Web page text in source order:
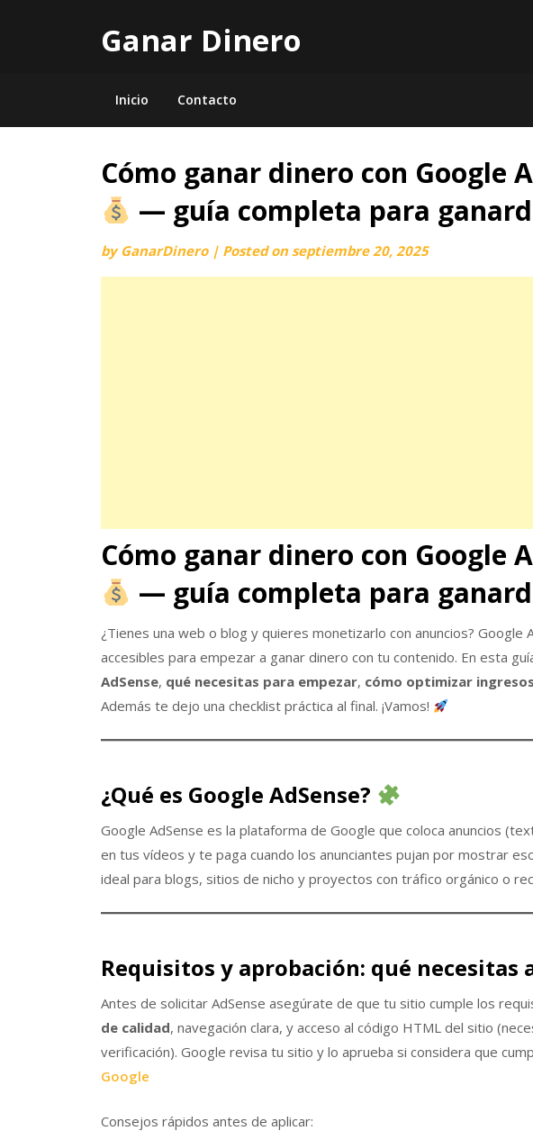
Ganar Dinero
Inicio Contacto
Cómo ganar dinero con Google
— guía completa para
by GanarDinero | Posted onseptiembre 20, 2025
Cómo ganar dinero con Google
— guía completa para
¿Tienes una web o blog y quieres monetizarlo con anuncios? Google
accesibles para empezar a ganar dinero con tu contenido. En esta
AdSense, qué necesitas para empezar, cómo optimizar ingresos
Además te dejo una checklist práctica al final. ¡Vamos!
¿Qué es Google AdSense?
Google AdSense es la plataforma de Google que coloca anuncios
en tus vídeos y te paga cuando los anunciantes pujan por mostrar
ideal para blogs, sitios de nicho y proyectos con tráfico orgánico o
Requisitos y aprobación: qué necesitas
Antes de solicitar AdSense asegúrate de que tu sitio cumple los
de calidad, navegación clara, y acceso al código HTML del sitio
verificación). Google revisa tu sitio y lo aprueba si considera que
Google
Consejos rápidos antes de aplicar: